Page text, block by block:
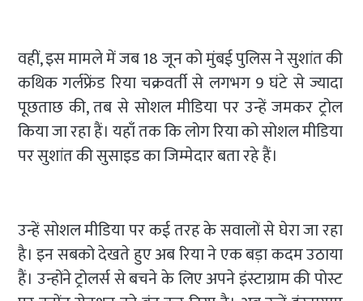
वहीं, इस मामले में जब 18 जून को मुंबई पुलिस ने सुशांत की
कथिक गर्लफ्रेंड रिया चक्रवर्ती से लगभग 9 घंटे से ज्यादा
पूछताछ की, तब से सोशल मीडिया पर उन्हें जमकर ट्रोल
किया जा रहा हैं। यहाँ तक कि लोग रिया को सोशल मीडिया
पर सुशांत की सुसाइड का जिम्मेदार बता रहे हैं।
उन्हें सोशल मीडिया पर कई तरह के सवालों से घेरा जा रहा
है। इन सबको देखते हुए अब रिया ने एक बड़ा कदम उठाया
हैं। उन्होंने ट्रोलर्स से बचने के लिए अपने इंस्टाग्राम की पोस्ट